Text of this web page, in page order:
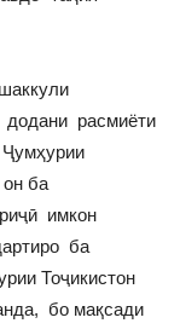
додани расмиёти
ба
имкон
ба
Тоҷикистон
бо мақсади